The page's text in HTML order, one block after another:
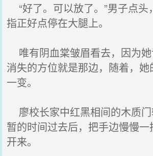
“好了。可以放了。”男子点头
指正好点停在大腿上。
唯有阴血棠皱眉看去，因为
消失的方位就是那边，随着，
一变。
廖校长家中红黑相间的木质
暂的时间过去后，把手边慢慢
开来。